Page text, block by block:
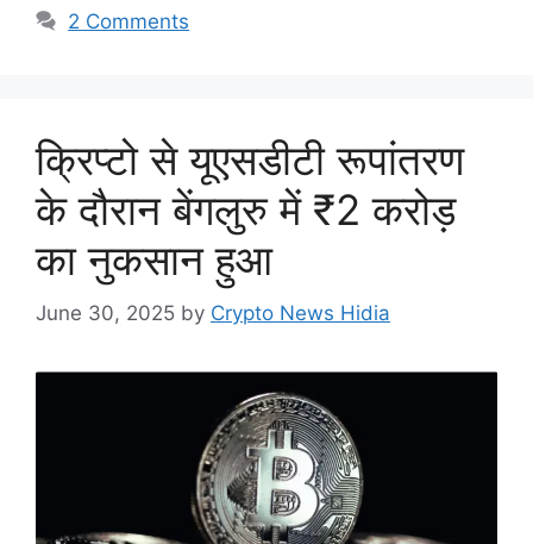
2 Comments
क्रिप्टो से यूएसडीटी रूपांतरण
के दौरान बेंगलुरु में ₹2 करोड़
का नुकसान हुआ
June 30, 2025 by Crypto News Hidia